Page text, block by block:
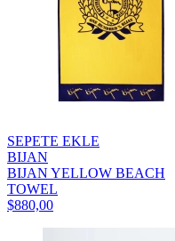
SEPETE EKLE
BIJAN
BIJAN YELLOW BEACH
TOWEL
$880,00